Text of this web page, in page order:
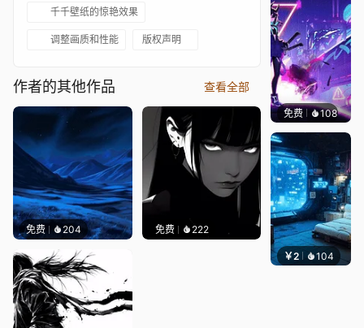
千千壁纸的惊艳效果
调整画质和性能 版权声明
作者的其他作品 查看全部
免费 204 免费 222
免费 108Asuki
￥2 104 小皮